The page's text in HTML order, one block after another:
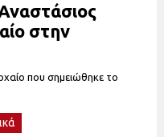
στην
που σημειώθηκε το